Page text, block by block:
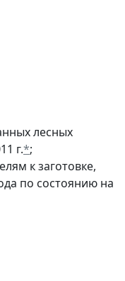
лесных
г.*;
к заготовке,
по состоянию на